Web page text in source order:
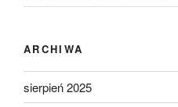
ARCHIWA
sierpień 2025